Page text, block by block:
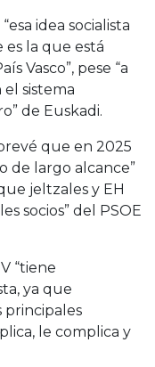
idea socialista
la que está
Vasco”, pese “a
sistema
de Euskadi.
que en 2025
de largo alcance”
jeltzales y EH
socios” del PSOE
“tiene
ya que
le complica y